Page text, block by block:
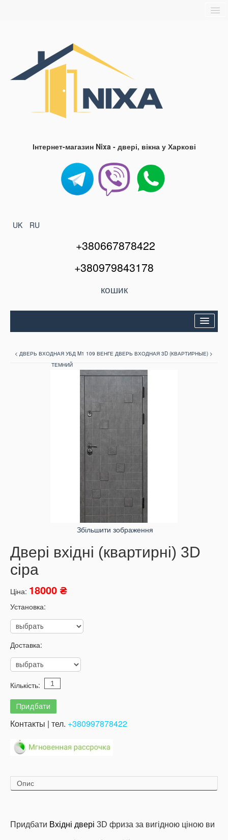
Блог
Інтернет-магазин Nixa - двері, вікна у Харкові
UK RU
+380667878422
+380979843178
кошик
Міжкімнатні двері
< ДВЕРЬ ВХОДНАЯ УБД M1 109 ВЕНГЕ
ТЕМНИЙ
ДВЕРЬ ВХОДНАЯ 3D (КВАРТИРНЫЕ) >
Збільшити зображення
Двері вхідні (квартирні) 3D
сіра
Ціна: 18000 ₴
Установка:
Доставка:
Кількість:
Контакты | тел. +380997878422
Опис
Придбати Вхідні двері 3D фриза за вигідною ціною ви